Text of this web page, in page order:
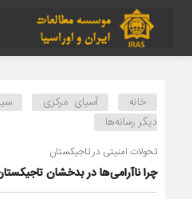
خانه آسیای مرکزی
دیگر رسانه‌ها
تحولات امنیتی در تاجیکستان
چرا ناآرامی‌ها در بدخشان